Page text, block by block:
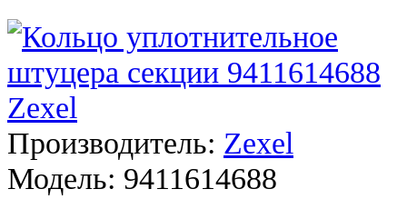
Производитель: Zexel
Модель: 9411614688